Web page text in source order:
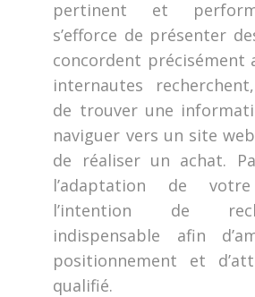
pertinent et
s’efforce de présenter
concordent précisément
internautes recherchent,
de trouver une
naviguer vers un site
de réaliser un achat.
l’adaptation de
l’intention de
indispensable afin
positionnement et
qualifié.